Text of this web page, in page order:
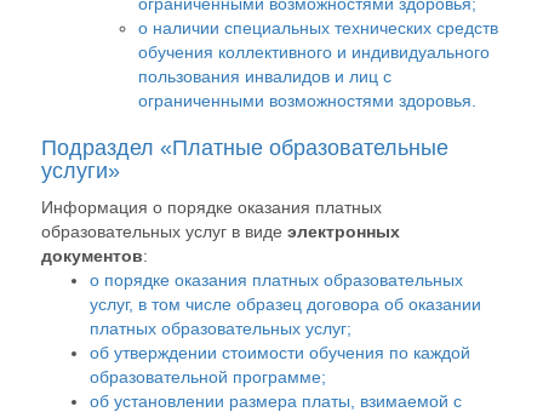
о наличии специальных технических средств
обучения коллективного и индивидуального
пользования инвалидов и лиц с
ограниченными возможностями здоровья.
Подраздел «Платные образовательные
услуги»
Информация о порядке оказания платных
образовательных услуг в виде электронных
документов:
о порядке оказания платных образовательных
услуг, в том числе образец договора об оказании
платных образовательных услуг;
об утверждении стоимости обучения по каждой
образовательной программе;
об установлении размера платы, взимаемой с